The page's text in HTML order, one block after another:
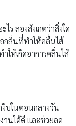
ร ลองสังเกตว่าสิ่งใด
กลิ่นที่ทำให้คลื่นไส้
ให้เกิดอาการคลื่นไส้
บในตอนกลางวัน
านได้ดี และช่วยลด